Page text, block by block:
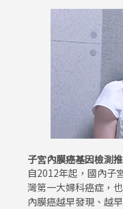
子宮內膜癌基因檢測
自2012年起，國內子
灣第一大婦科癌症，
內膜癌越早發現、越